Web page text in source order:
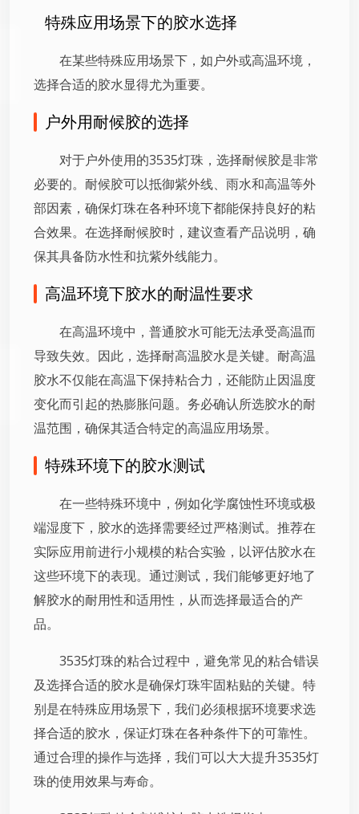
特殊应用场景下的胶水选择
在某些特殊应用场景下，如户外或高温环境，
选择合适的胶水显得尤为重要。
户外用耐候胶的选择
对于户外使用的3535灯珠，选择耐候胶是非常
必要的。耐候胶可以抵御紫外线、雨水和高温等外
部因素，确保灯珠在各种环境下都能保持良好的粘
合效果。在选择耐候胶时，建议查看产品说明，确
保其具备防水性和抗紫外线能力。
高温环境下胶水的耐温性要求
在高温环境中，普通胶水可能无法承受高温而
导致失效。因此，选择耐高温胶水是关键。耐高温
胶水不仅能在高温下保持粘合力，还能防止因温度
变化而引起的热膨胀问题。务必确认所选胶水的耐
温范围，确保其适合特定的高温应用场景。
特殊环境下的胶水测试
在一些特殊环境中，例如化学腐蚀性环境或极
端湿度下，胶水的选择需要经过严格测试。推荐在
实际应用前进行小规模的粘合实验，以评估胶水在
这些环境下的表现。通过测试，我们能够更好地了
解胶水的耐用性和适用性，从而选择最适合的产
品。
3535灯珠的粘合过程中，避免常见的粘合错误
及选择合适的胶水是确保灯珠牢固粘贴的关键。特
别是在特殊应用场景下，我们必须根据环境要求选
择合适的胶水，保证灯珠在各种条件下的可靠性。
通过合理的操作与选择，我们可以大大提升3535灯
珠的使用效果与寿命。